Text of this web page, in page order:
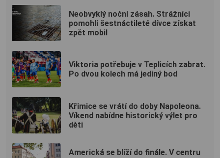
Neobvyklý noční zásah. Strážníci
pomohli šestnáctileté dívce získat
zpět mobil
Viktoria potřebuje v Teplicích zabrat.
Po dvou kolech má jediný bod
Křimice se vrátí do doby Napoleona.
Víkend nabídne historický výlet pro
děti
Americká se blíží do finále. V centru